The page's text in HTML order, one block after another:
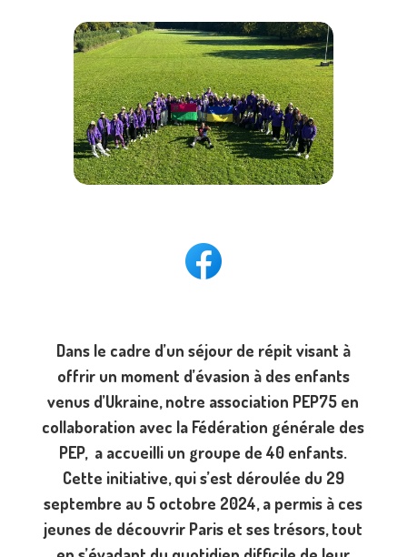
Dans le cadre d’un séjour de répit visant à
offrir un moment d’évasion à des enfants
venus d’Ukraine, notre association PEP75 en
collaboration avec la Fédération générale des
PEP, a accueilli un groupe de 40 enfants.
Cette initiative, qui s’est déroulée du 29
septembre au 5 octobre 2024, a permis à ces
jeunes de découvrir Paris et ses trésors, tout